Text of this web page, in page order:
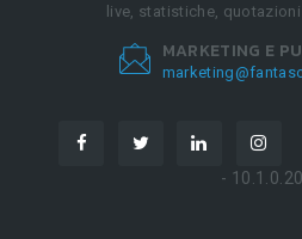
live, statistiche,
MARKETING E
-